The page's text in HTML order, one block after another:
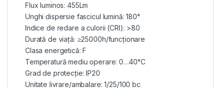
Flux luminos: 455Lm
Unghi dispersie fascicul lumină: 180°
Indice de redare a culorii (CRI): >80
Durată de viață: ≥25000h/funcționare
Clasa energetică: F
Temperatură mediu operare: 0…40°C
Grad de protecție: IP20
Unitate livrare/ambalare: 1/25/100 bc